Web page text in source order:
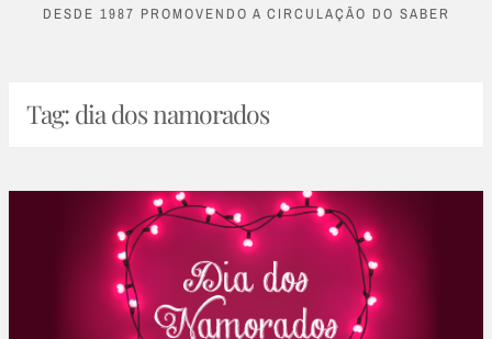
contentDESDE 1987 PROMOVENDO A CIRCULAÇÃO DO SABER
Tag:dia dos namorados